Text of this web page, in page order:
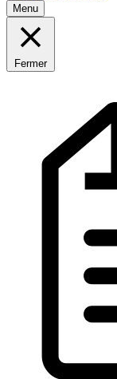
Menu
Fermer